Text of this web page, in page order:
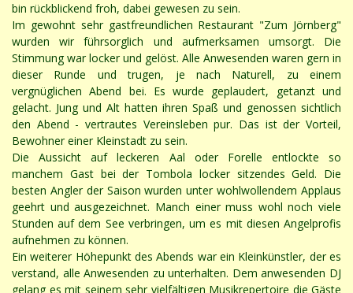
bin rückblickend froh, dabei gewesen zu sein.
Im gewohnt sehr gastfreundlichen Restaurant "Zum Jörnberg"
wurden wir führsorglich und aufmerksamen umsorgt. Die
Stimmung war locker und gelöst. Alle Anwesenden waren gern in
dieser Runde und trugen, je nach Naturell, zu einem
vergnüglichen Abend bei. Es wurde geplaudert, getanzt und
gelacht. Jung und Alt hatten ihren Spaß und genossen sichtlich
den Abend - vertrautes Vereinsleben pur. Das ist der Vorteil,
Bewohner einer Kleinstadt zu sein.
Die Aussicht auf leckeren Aal oder Forelle entlockte so
manchem Gast bei der Tombola locker sitzendes Geld. Die
besten Angler der Saison wurden unter wohlwollendem Applaus
geehrt und ausgezeichnet. Manch einer muss wohl noch viele
Stunden auf dem See verbringen, um es mit diesen Angelprofis
aufnehmen zu können.
Ein weiterer Höhepunkt des Abends war ein Kleinkünstler, der es
verstand, alle Anwesenden zu unterhalten. Dem anwesenden DJ
gelang es mit seinem sehr vielfältigen Musikrepertoire die Gäste